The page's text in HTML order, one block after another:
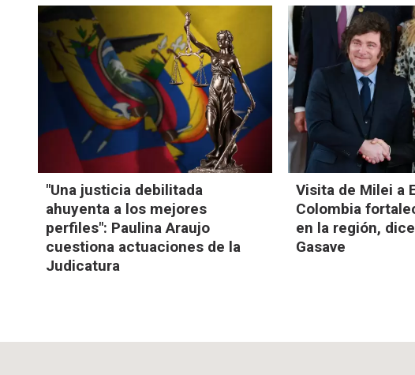
"Una justicia debilitada
ahuyenta a los mejores
perfiles": Paulina Araujo
cuestiona actuaciones de la
Judicatura
Visita de Milei a
Colombia
en la región,
Gasave